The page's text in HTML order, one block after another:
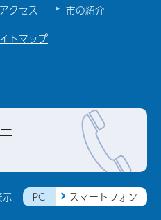
クセス
市の紹介
トマップ
PC スマートフォン